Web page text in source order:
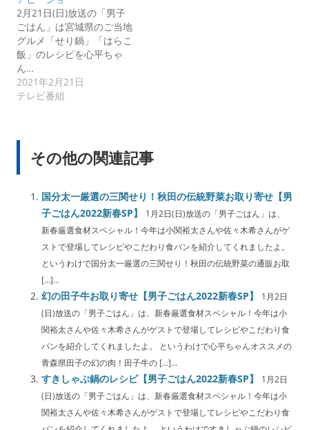
2月21日(日)放送の「男子
ごはん」は宮城県のご当地
グルメ「せり鍋」「はらこ
飯」のレシピを心平ちゃ
ん…
2021年2月21日
テレビ番組
その他の関連記事
国分太一厳選の三関せり！秋田の伝統野菜お取り寄せ【男
子ごはん2022新春SP】
1月2日(日)放送の「男子ごはん」は、
新春厳選食材スペシャル！今年は小関裕太さんや佐々木希さんがゲ
ストで登場してレシピやこだわり食パンを紹介してくれましたよ。
というわけで国分太一厳選の三関せり！秋田の伝統野菜の通販お取
[…]...
幻の田子牛お取り寄せ【男子ごはん2022新春SP】
1月2日
(日)放送の「男子ごはん」は、新春厳選食材スペシャル！今年は小
関裕太さんや佐々木希さんがゲストで登場してレシピやこだわり食
パンを紹介してくれましたよ。 というわけで心平ちゃんオススメの
青森県田子の幻の肉！田子牛の […]...
すきしゃぶ鍋のレシピ【男子ごはん2022新春SP】
1月2日
(日)放送の「男子ごはん」は、新春厳選食材スペシャル！今年は小
関裕太さんや佐々木希さんがゲストで登場してレシピやこだわり食